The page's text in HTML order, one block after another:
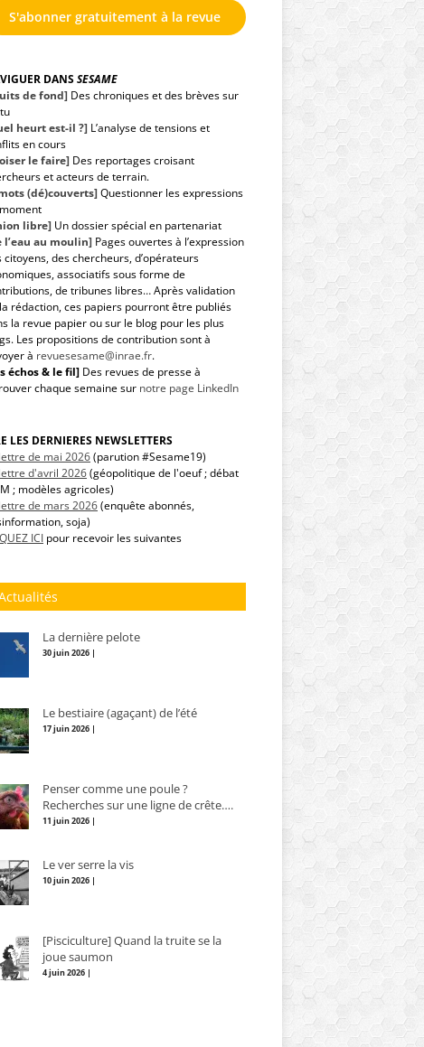
S'abonner gratuitement à la revue
DANSSESAME
de fond] Des chroniques et des brèves sur
heurt est-il ?] L’analyse de tensions et
en cours
le faire] Des reportages croisant
et acteurs de terrain.
(dé)couverts]Questionner les expressions
libre] Un dossier spécial en partenariat
l’eau au moulin] Pages ouvertes à l’expression
citoyens, des chercheurs, d’opérateurs
associatifs sous forme de
de tribunes libres… Après validation
rédaction, ces papiers pourront être publiés
la revue papier ou sur le blog pour les plus
Les propositions de contribution sont à
à revuesesame@inrae.fr.
échos & le fil] Des revues de presse à
chaque semaine sur notre page LinkedIn
LES DERNIERES NEWSLETTERS
de mai 2026(parution #Sesame19)
d'avril 2026(géopolitique de l'oeuf ; débat
; modèles agricoles)
de mars 2026(enquête abonnés,
soja)
ICI pour recevoir les suivantes
La dernière pelote
30 juin 2026 |
Le bestiaire (agaçant) de l’été
17 juin 2026 |
Penser comme une poule ?
Recherches sur une ligne de crête….
11 juin 2026 |
Le ver serre la vis
10 juin 2026 |
[Pisciculture] Quand la truite se la
joue saumon
4 juin 2026 |